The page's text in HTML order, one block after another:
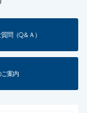
問（Q＆Ａ）
案内